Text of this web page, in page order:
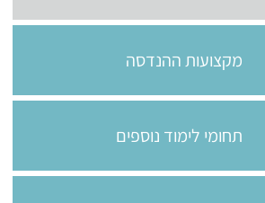
מקצועות ההנדסה
תחומי לימוד נוספים